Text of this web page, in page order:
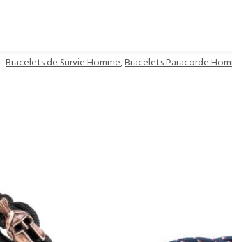
Bracelets de Survie Homme,Bracelets Paracorde